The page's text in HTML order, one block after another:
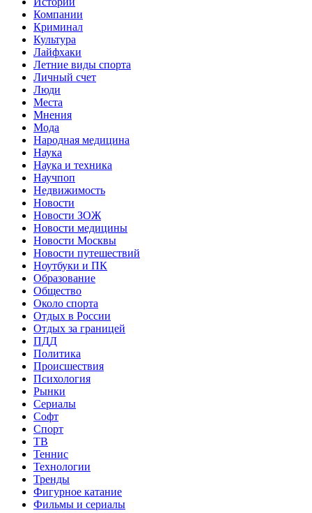
Компании
Криминал
Культура
Лайфхаки
Летние виды спорта
Личный счет
Люди
Места
Мнения
Мода
Народная медицина
Наука
Наука и техника
Научпоп
Недвижимость
Новости
Новости ЗОЖ
Новости медицины
Новости Москвы
Новости путешествий
Ноутбуки и ПК
Образование
Общество
Около спорта
Отдых в России
Отдых за границей
ПДД
Политика
Происшествия
Психология
Рынки
Сериалы
Софт
Спорт
ТВ
Теннис
Технологии
Тренды
Фигурное катание
Фильмы и сериалы